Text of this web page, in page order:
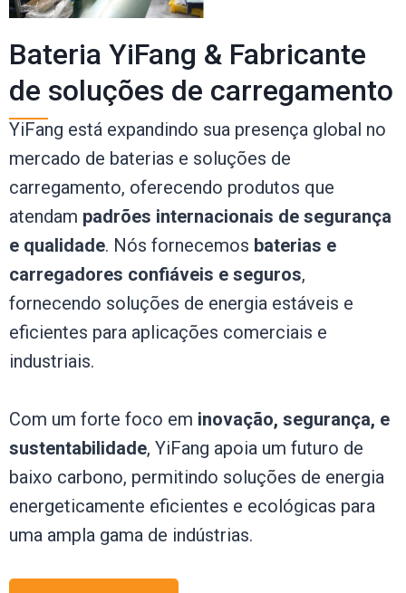
Bateria YiFang & Fabricante
de soluções de carregamento
YiFang está expandindo sua presença global no
mercado de baterias e soluções de
carregamento, oferecendo produtos que
atendam padrões internacionais de segurança
e qualidade. Nós fornecemos baterias e
carregadores confiáveis ​​e seguros,
fornecendo soluções de energia estáveis ​​e
eficientes para aplicações comerciais e
industriais.
Com um forte foco em inovação, segurança, e
sustentabilidade, YiFang apoia um futuro de
baixo carbono, permitindo soluções de energia
energeticamente eficientes e ecológicas para
uma ampla gama de indústrias.